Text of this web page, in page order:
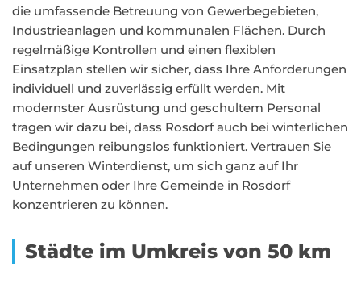
die umfassende Betreuung von Gewerbegebieten,
Industrieanlagen und kommunalen Flächen. Durch
regelmäßige Kontrollen und einen flexiblen
Einsatzplan stellen wir sicher, dass Ihre Anforderungen
individuell und zuverlässig erfüllt werden. Mit
modernster Ausrüstung und geschultem Personal
tragen wir dazu bei, dass Rosdorf auch bei winterlichen
Bedingungen reibungslos funktioniert. Vertrauen Sie
auf unseren Winterdienst, um sich ganz auf Ihr
Unternehmen oder Ihre Gemeinde in Rosdorf
konzentrieren zu können.
Städte im Umkreis von 50 km